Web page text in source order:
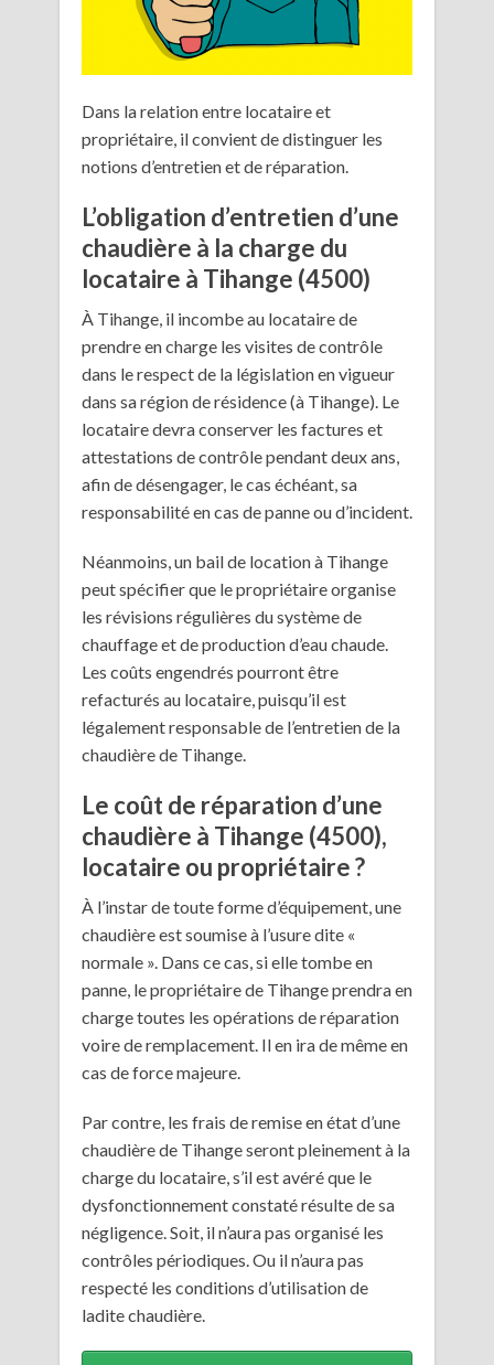
Dans la relation entre locataire et
propriétaire, il convient de distinguer les
notions d’entretien et de réparation.
L’obligation d’entretien d’une
chaudière à la charge du
locataire à Tihange (4500)
À Tihange, il incombe au locataire de
prendre en charge les visites de contrôle
dans le respect de la législation en vigueur
dans sa région de résidence (à Tihange). Le
locataire devra conserver les factures et
attestations de contrôle pendant deux ans,
afin de désengager, le cas échéant, sa
responsabilité en cas de panne ou d’incident.
Néanmoins, un bail de location à Tihange
peut spécifier que le propriétaire organise
les révisions régulières du système de
chauffage et de production d’eau chaude.
Les coûts engendrés pourront être
refacturés au locataire, puisqu’il est
légalement responsable de l’entretien de la
chaudière de Tihange.
Le coût de réparation d’une
chaudière à Tihange (4500),
locataire ou propriétaire ?
À l’instar de toute forme d’équipement, une
chaudière est soumise à l’usure dite «
normale ». Dans ce cas, si elle tombe en
panne, le propriétaire de Tihange prendra en
charge toutes les opérations de réparation
voire de remplacement. Il en ira de même en
cas de force majeure.
Par contre, les frais de remise en état d’une
chaudière de Tihange seront pleinement à la
charge du locataire, s’il est avéré que le
dysfonctionnement constaté résulte de sa
négligence. Soit, il n’aura pas organisé les
contrôles périodiques. Ou il n’aura pas
respecté les conditions d’utilisation de
ladite chaudière.